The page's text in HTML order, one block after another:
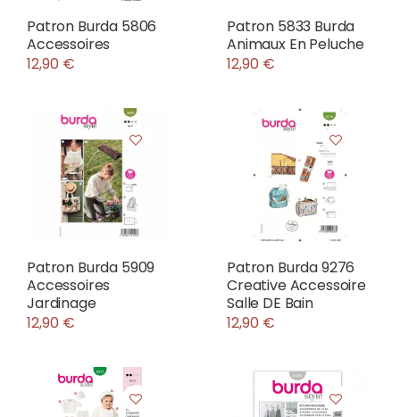
Patron Burda 5806
Accessoires
12,90 €
Patron 5833 Burda
Animaux En Peluche
12,90 €
Patron Burda 5909
Accessoires
Jardinage
12,90 €
Patron Burda 9276
Creative Accessoire
Salle DE Bain
12,90 €